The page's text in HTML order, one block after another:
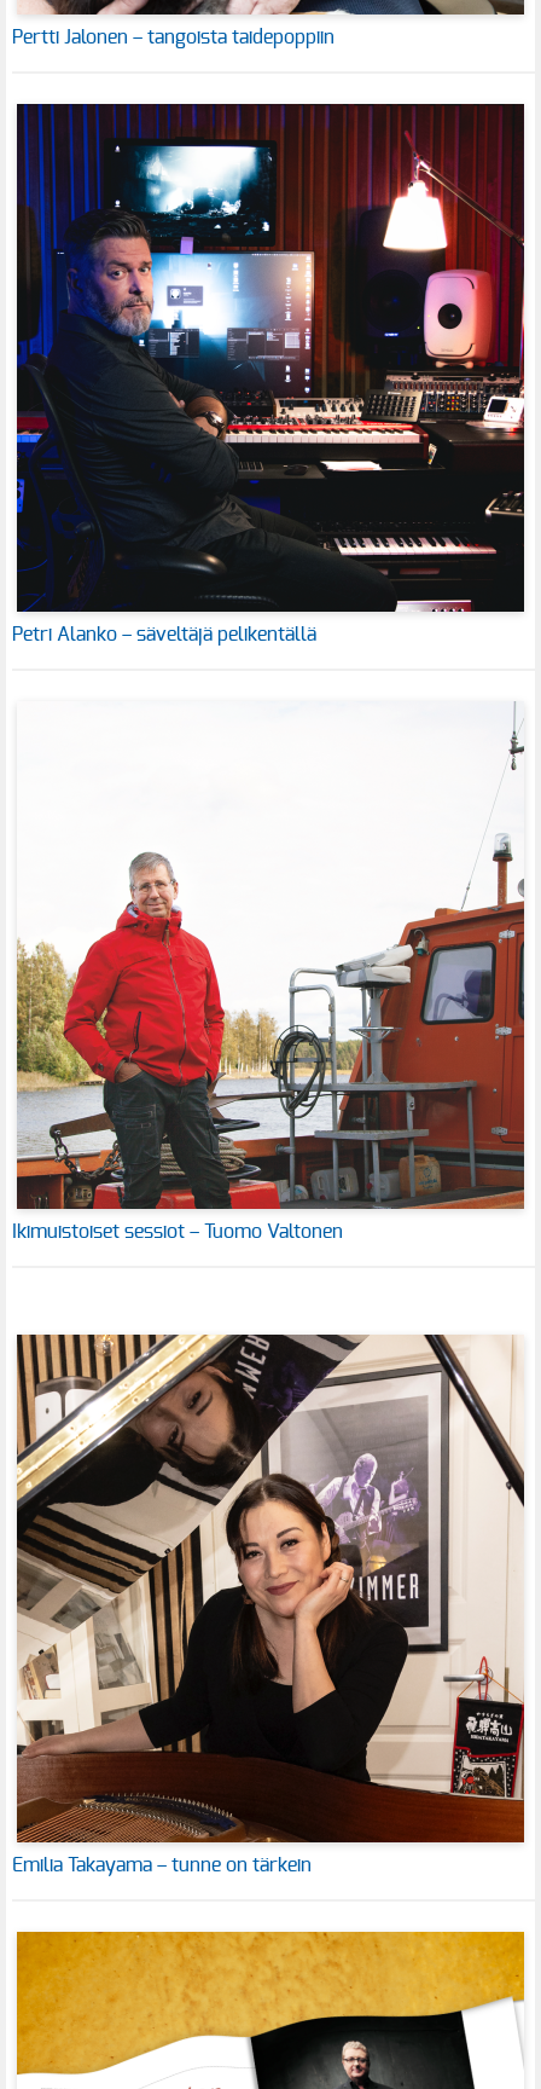
Pertti Jalonen – tangoista taidepoppiin
Petri Alanko – säveltäjä pelikentällä
Ikimuistoiset sessiot – Tuomo Valtonen
Emilia Takayama – tunne on tärkein